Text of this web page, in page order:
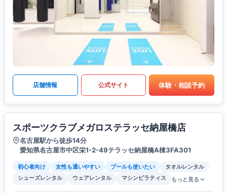
店舗情報 公式サイト 体験・相談予約
スポーツクラブメガロステラッセ納屋橋店
名古屋駅から徒歩14分
愛知県名古屋市中区栄1-2-49テラッセ納屋橋A棟3FA301
初心者向け 女性も通いやすい プールも使いたい
タオルレンタル
シューズレンタル
ウェアレンタル マシンピラティス もっと見る